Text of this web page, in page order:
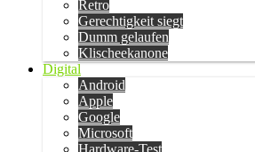
Retro
Gerechtigkeit siegt
Dumm gelaufen
Klischeekanone
Digital
Android
Apple
Google
Microsoft
Hardware-Test